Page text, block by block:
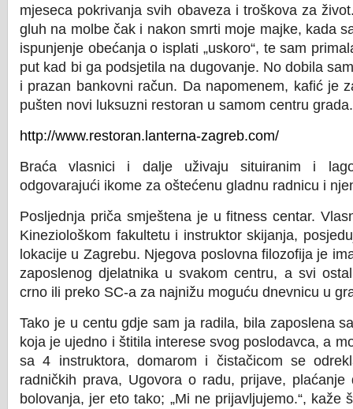
mjeseca pokrivanja svih obaveza i troškova za
gluh na molbe čak i nakon smrti moje majke, kada
ispunjenje obećanja o isplati „uskoro“, te sam
put kad bi ga podsjetila na dugovanje. No dobila
i prazan bankovni račun. Da napomenem, kafić je
pušten novi luksuzni restoran u samom centru grada.
http://www.restoran.lanterna-zagreb.com/
Braća vlasnici i dalje uživaju situiranim i
odgovarajući ikome za oštećenu gladnu radnicu i
Posljednja priča smještena je u fitness centar.
Kineziološkom fakultetu i instruktor skijanja,
lokacije u Zagrebu. Njegova poslovna filozofija je
zaposlenog djelatnika u svakom centru, a svi
crno ili preko SC-a za najnižu moguću dnevnicu u
Tako je u centu gdje sam ja radila, bila zaposlena
koja je ujedno i štitila interese svog poslodavca, a
sa 4 instruktora, domarom i čistačicom se
radničkih prava, Ugovora o radu, prijave, plaćanje
bolovanja, jer eto tako; „Mi ne prijavljujemo.“, kaže